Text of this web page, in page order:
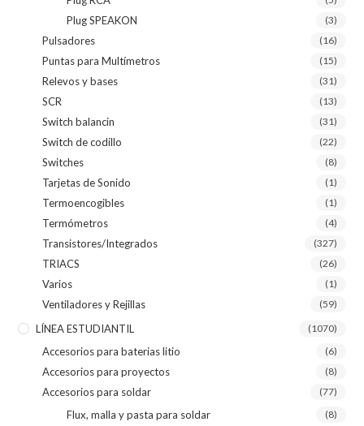
Plug SPEAKON (3)
Pulsadores (16)
Puntas para Multímetros (15)
Relevos y bases (31)
SCR (13)
Switch balancin (31)
Switch de codillo (22)
Switches (8)
Tarjetas de Sonido (1)
Termoencogibles (1)
Termómetros (4)
Transistores/Integrados (327)
TRIACS (26)
Varios (1)
Ventiladores y Rejillas (59)
LÍNEA ESTUDIANTIL (1070)
Accesorios para baterias litio (6)
Accesorios para proyectos (8)
Accesorios para soldar (77)
Flux, malla y pasta para soldar (8)